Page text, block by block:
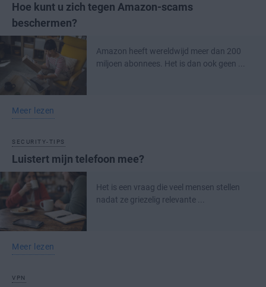
Hoe kunt u zich tegen Amazon-scams
beschermen?
Amazon heeft wereldwijd meer dan 200
miljoen abonnees. Het is dan ook geen ...
Meer lezen
SECURITY-TIPS
Luistert mijn telefoon mee?
Het is een vraag die veel mensen stellen
nadat ze griezelig relevante ...
Meer lezen
VPN